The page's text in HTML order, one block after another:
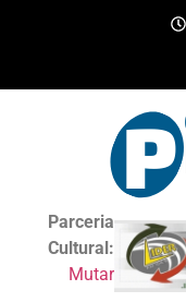
Parceria
Cultural:
Mutar